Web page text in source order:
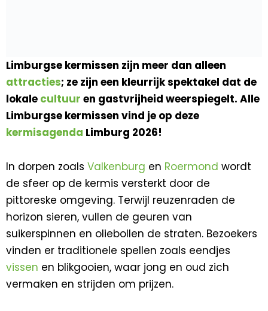
Limburgse kermissen zijn meer dan alleen
attracties; ze zijn een kleurrijk spektakel dat de
lokale cultuur en gastvrijheid weerspiegelt. Alle
Limburgse kermissen vind je op deze
kermisagenda Limburg 2026!
In dorpen zoals Valkenburg en Roermond wordt
de sfeer op de kermis versterkt door de
pittoreske omgeving. Terwijl reuzenraden de
horizon sieren, vullen de geuren van
suikerspinnen en oliebollen de straten. Bezoekers
vinden er traditionele spellen zoals eendjes
vissen en blikgooien, waar jong en oud zich
vermaken en strijden om prijzen.